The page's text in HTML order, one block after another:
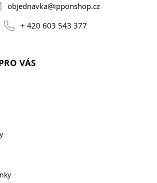
objednavka@ipponshop.cz
+ 420 603 543 377
VÁS